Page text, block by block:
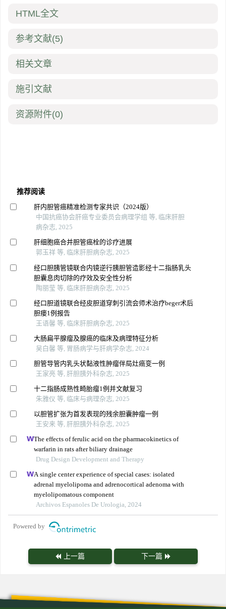
HTML全文
参考文献(5)
相关文章
施引文献
资源附件(0)
推荐阅读
肝内胆管癌精准检测专家共识（2024版）
中国抗癌协会肝癌专业委员会病理学组 等, 临床肝胆
病杂志, 2025
肝细胞癌合并胆管癌栓的诊疗进展
郭玉祥 等, 临床肝胆病杂志, 2025
经口胆胰管镜联合内镜逆行胰胆管造影经十二指肠乳头
胆囊息肉切除的疗效及安全性分析
陶丽莹 等, 临床肝胆病杂志, 2025
经口胆道镜联合经皮胆道穿刺引流会师术治疗beger术后
胆瘘1例报告
王语馨 等, 临床肝胆病杂志, 2025
大肠扁平腺瘤及腺癌的临床及病理特征分析
吴白馨 等, 胃肠病学与肝病学杂志, 2024
胆管导管内乳头状黏液性肿瘤伴局灶癌变一例
王家亮 等, 肝胆胰外科杂志, 2025
十二指肠成熟性畸胎瘤1例并文献复习
朱雅仪 等, 临床与病理杂志, 2025
以胆管扩张为首发表现的残余胆囊肿瘤一例
王安来 等, 肝胆胰外科杂志, 2025
The effects of ferulic acid on the pharmacokinetics of
warfarin in rats after biliary drainage
Drug Design Development and Therapy
A single center experience of special cases: isolated
adrenal myelolipoma and adrenocortical adenoma with
myelolipomatous component
Archivos Espanoles De Urologia, 2024
Powered by
上一篇 下一篇